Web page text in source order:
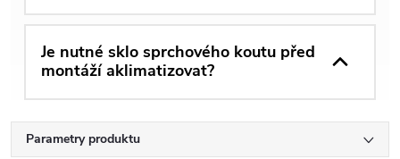
Je nutné sklo sprchového koutu před
montáží aklimatizovat?
Parametry produktu